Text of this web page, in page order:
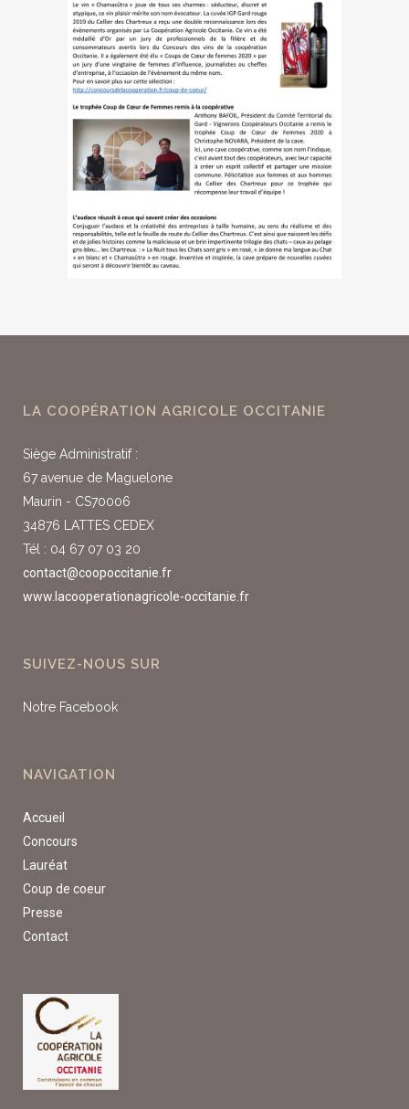
LA COOPÉRATION AGRICOLE OCCITANIE
Siège Administratif :
67 avenue de Maguelone
Maurin - CS70006
34876 LATTES CEDEX
Tél : 04 67 07 03 20
contact@coopoccitanie.fr
www.lacooperationagricole-occitanie.fr
SUIVEZ-NOUS SUR
Notre Facebook
NAVIGATION
Accueil
Concours
Lauréat
Coup de coeur
Presse
Contact